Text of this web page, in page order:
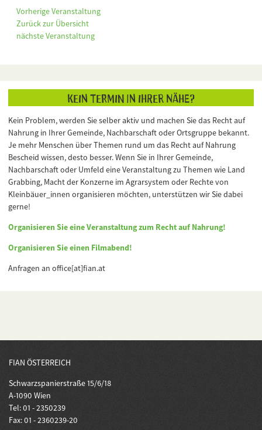
Vorherige Veranstaltung
Zurück zur Übersicht
nächste Veranstaltung
Kein Termin in Ihrer Nähe?
Kein Problem, werden Sie selber aktiv und machen Sie das Recht auf
Nahrung in Ihrer Gemeinde, Nachbarschaft oder Ortsgruppe bekannt.
Je mehr Menschen über Themen rund um das Recht auf Nahrung
Bescheid wissen, desto besser. Wenn Sie in Ihrer Gemeinde,
Nachbarschaft oder Umfeld eine Veranstaltung zu Themen wie Land
Grabbing, Macht der Konzerne im Agrarsystem oder Rechte von
Kleinbäuer_innen organisieren möchten, unterstützen wir Sie dabei
gerne!
Organisieren Sie eine Veranstaltung zum Recht auf Nahrung!
Organisieren Sie einen Filmabend!
Anfragen an office[at]fian.at
FIAN ÖSTERREICH
Schwarzspanierstraße 15/6/18
A-1090 Wien
Tel: 01 - 2350239
Fax: 01 - 2360239-20